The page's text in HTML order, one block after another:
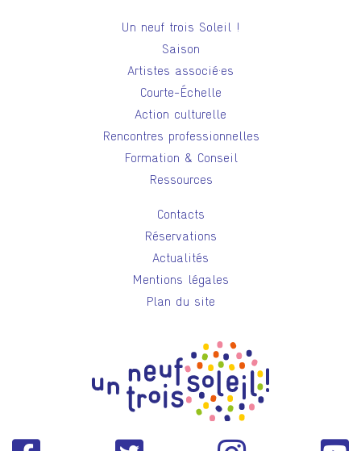
Un neuf trois Soleil !
Saison
Artistes associé·es
Courte-Échelle
Action culturelle
Rencontres professionnelles
Formation & Conseil
Ressources
Contacts
Réservations
Actualités
Mentions légales
Plan du site